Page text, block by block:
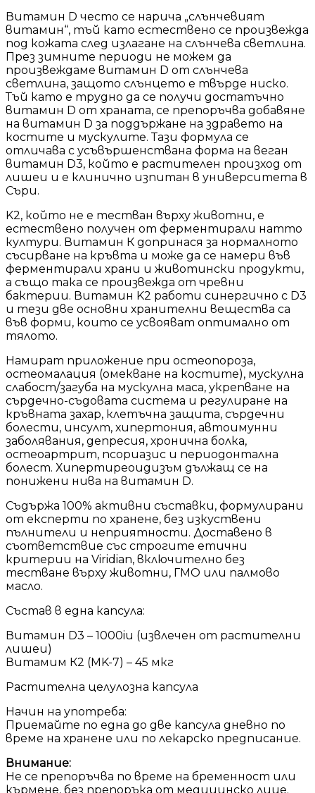
Витамин D често се нарича „слънчевият
витамин“, тъй като естествено се произвежда
под кожата след излагане на слънчева светлина.
През зимните периоди не можем да
произвеждаме витамин D от слънчева
светлина, защото слънцето е твърде ниско.
Тъй като е трудно да се получи достатъчно
витамин D от храната, се препоръчва добавяне
на витамин D за поддържане на здравето на
костите и мускулите. Тази формула се
отличава с усъвършенствана форма на веган
витамин D3, който е растителен произход от
лишеи и е клинично изпитан в университета в
Съри.
K2, който не е тестван върху животни, е
естествено получен от ферментирали натто
култури. Витамин К допринася за нормалното
съсирване на кръвта и може да се намери във
ферментирали храни и животински продукти,
а също така се произвежда от чревни
бактерии. Витамин K2 работи синергично с D3
и тези две основни хранителни вещества са
във форми, които се усвояват оптимално от
тялото.
Намират приложение при остеопороза,
остеомалация (омекване на костите), мускулна
слабост/загуба на мускулна маса, укрепване на
сърдечно-съдовата система и регулиране на
кръвната захар, клетъчна защита, сърдечни
болести, инсулт, хипертония, автоимунни
заболявания, депресия, хронична болка,
остеоартрит, псориазис и периодонтална
болест. Хипертиреоидизъм дължащ се на
понижени нива на витамин D.
Съдържа 100% активни съставки, формулирани
от експерти по хранене, без изкуствени
пълнители и неприятности. Доставено в
съответствие със строгите етични
критерии на Viridian, включително без
тестване върху животни, ГМО или палмово
масло.
Състав в една капсула:
Витамин D3 – 1000iu (извлечен от растителни
лишеи)
Витамим К2 (MK-7) – 45 мкг
Растителна целулозна капсулa
Начин на употреба:
Приемайте по една до две капсула дневно по
време на хранене или по лекарско предписание.
Внимание:
Не се препоръчва по време на бременност или
кърмене, без препоръка от медицинско лице.